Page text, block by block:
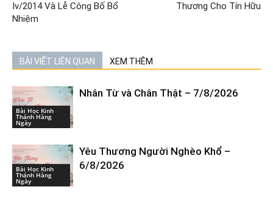
Iv/2014 Và Lễ Công Bố Bổ
Nhiệm
Thương Cho Tín Hữu
BÀI VIẾT LIÊN QUAN XEM THÊM
Bài Học Kinh
Thánh Hàng
Ngày
Nhân Từ và Chân Thật – 7/8/2026
Bài Học Kinh
Thánh Hàng
Ngày
Yêu Thương Người Nghèo Khổ –
6/8/2026